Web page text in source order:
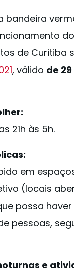
bandeira
de Curitiba
, válido de
21h às 5h.
em
(locais
possa
pessoas,
e